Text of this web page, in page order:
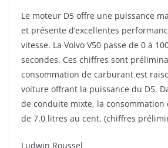
Le moteur D5 offre une puissance
et présente d’excellentes
vitesse. La Volvo V50 passe de 0 à
secondes. Ces chiffres sont
consommation de carburant est
voiture offrant la puissance du D5.
de conduite mixte, la
de 7,0 litres au cent. (chiffres
Ludwin Roussel